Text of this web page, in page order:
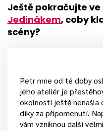
Ještě pokračujte ve
Jedinákem, coby
scény?
Petr mne od té doby
jeho ateliér je
okolností ještě nenašla
díky za připomenutí.
vám vzniknou další velmi